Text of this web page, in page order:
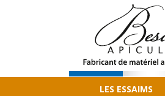
LES ESSAIMS